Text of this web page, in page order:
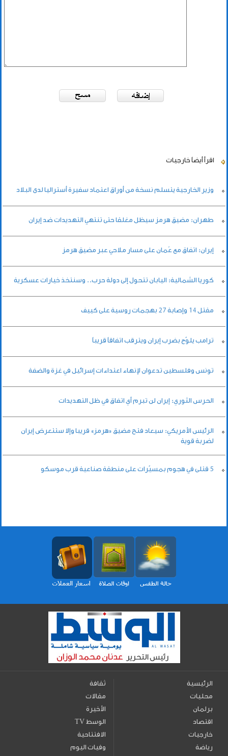
اقرأ أيضاً خارجيات
وزير الخارجية يتسلم نسخة من أوراق اعتماد سفيرة أستراليا لدى البلاد
طهران: مضيق هرمز سيظل مغلقا حتى تنتهي التهديدات ضد إيران
إيران: اتفاق مع عُمان على مسار ملاحي عبر مضيق هرمز
كوريا الشمالية: اليابان تتحول إلى دولة حرب.. وسنتخذ خيارات عسكرية
مقتل 14 وإصابة ‌27 بهجمات روسية على كييف
ترامب يلوّح بضرب إيران ويترقب اتفاقاً قريباً
تونس وفلسطين تدعوان لإنهاء اعتداءات إسرائيل في غزة والضفة
الحرس الثوري: إيران لن تبرم أي اتفاق في ظل التهديدات
الرئيس الأمريكي: سيعاد فتح مضيق «هرمز» قريبا وإلا ستتعرض إيران
لضربة قوية
5 قتلى في هجوم بمسيّرات على منطقة صناعية قرب موسكو
الرئيسية
محليات
برلمان
اقتصاد
خارجيات
رياضة
ثقافة
مقالات
الأخيرة
TV الوسط
الافتتاحية
وفيات اليوم